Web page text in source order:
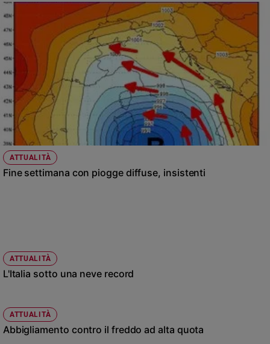
ATTUALITÀ
Fine settimana con piogge diffuse, insistenti
ATTUALITÀ
L'Italia sotto una neve record
ATTUALITÀ
Abbigliamento contro il freddo ad alta quota